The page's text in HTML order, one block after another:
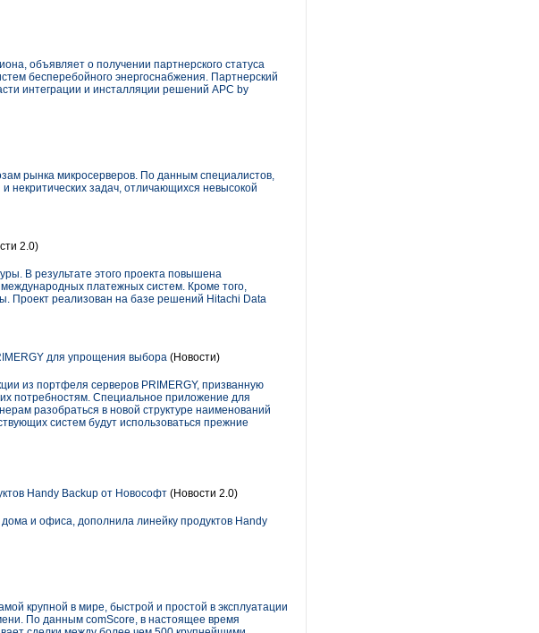
объявляет о получении партнерского статуса
бесперебойного энергоснабжения. Партнерский
интеграции и инсталляции решений APC by
рынка микросерверов. По данным специалистов,
некритических задач, отличающихся невысокой
2.0)
В результате этого проекта повышена
платежных систем. Кроме того,
Проект реализован на базе решений Hitachi Data
для упрощения выбора (Новости)
из портфеля серверов PRIMERGY, призванную
потребностям. Специальное приложение для
разобраться в новой структуре наименований
систем будут использоваться прежние
Handy Backup от Новософт (Новости 2.0)
и офиса, дополнила линейку продуктов Handy
крупной в мире, быстрой и простой в эксплуатации
По данным comScore, в настоящее время